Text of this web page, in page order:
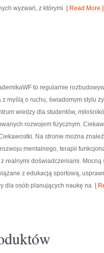
wyzwań, z którymi [ Read More ]
to regularnie
z myślą o ruchu, świadomym stylu
wiedzy dla studentów,
rozwojem fizycznym.
Na stronie można
mentalnego, terapii
realnymi doświadczeniami.
z edukacją sportową,
dla osób planujących naukę na [